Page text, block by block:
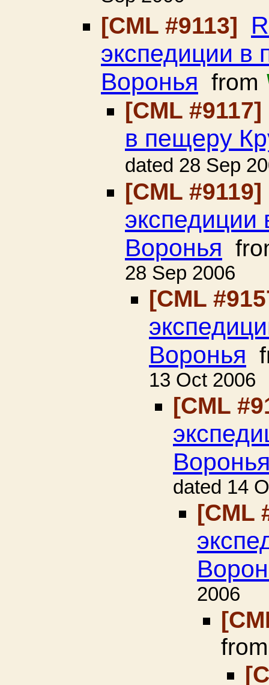
[CML #9113]
экспедиции в
Воронья from
[CML #9117]
в пещеру
dated 28 Sep
[CML #9119]
Воронья
28 Sep 2006
[CML
Воронья
13 Oct 2006
[CML
dated 14
[CML
2006